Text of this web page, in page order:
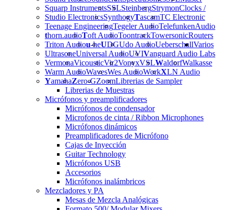
Squarp InstrumentsSSLSteinbergStrymon
Studio ElectronicsSynthogyTascamTC Electronic
Teenage EngineeringTegeler AudioTelefunken
thorn.audioToft AudioToontrackTowersonic
Triton Audiou-heUDGUdo AudioUeberschall
UltrasoneUniversal AudioUVIVanguard Audio Labs
VermonaVicousticVir2VonyxVSLWaldorfWalkasse
Warm AudioWavesWes AudioWorkXLN Audio
YamahaZero-GZoom
Clocks /
Audio
Routers
Varios
Librerias de Sampler
Librerias de Muestras
Micrófonos y preamplificadores
Micrófonos de condensador
Microfonos de cinta / Ribbon Microphones
Micrófonos dinámicos
Preamplificadores de Micrófono
Cajas de Inyección
Guitar Technology
Micrófonos USB
Accesorios
Micrófonos inalámbricos
Mezcladores y PA
Mesas de Mezcla Analógicas